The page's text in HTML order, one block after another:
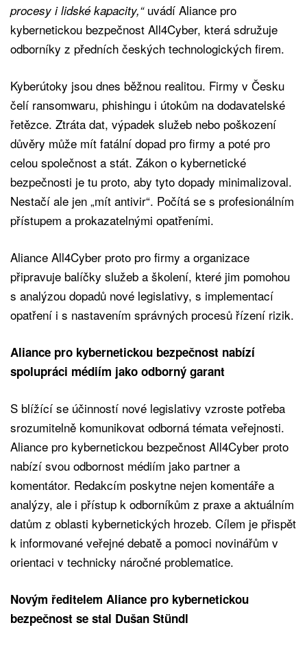
procesy i lidské kapacity,“uvádí Aliance pro
kybernetickou bezpečnost All4Cyber, která sdružuje
odborníky z předních českých technologických ﬁrem.
Kyberútoky jsou dnes běžnou realitou. Firmy v Česku
čelí ransomwaru, phishingu i útokům na dodavatelské
řetězce. Ztráta dat, výpadek služeb nebo poškození
důvěry může mít fatální dopad pro ﬁrmy a poté pro
celou společnost a stát. Zákon o kybernetické
bezpečnosti je tu proto, aby tyto dopady minimalizoval.
Nestačí ale jen „mít antivir“. Počítá se s profesionálním
přístupem a prokazatelnými opatřeními.
Aliance All4Cyber proto pro ﬁrmy a organizace
připravuje balíčky služeb a školení, které jim pomohou
s analýzou dopadů nové legislativy, s implementací
opatření i s nastavením správných procesů řízení rizik.
Aliance pro kybernetickou bezpečnost nabízí
spolupráci médiím jako odborný garant
S blížící se účinností nové legislativy vzroste potřeba
srozumitelně komunikovat odborná témata veřejnosti.
Aliance pro kybernetickou bezpečnost All4Cyber proto
nabízí svou odbornost médiím jako partner a
komentátor. Redakcím poskytne nejen komentáře a
analýzy, ale i přístup k odborníkům z praxe a aktuálním
datům z oblasti kybernetických hrozeb. Cílem je přispět
k informované veřejné debatě a pomoci novinářům v
orientaci v technicky náročné problematice.
Novým ředitelem Aliance pro kybernetickou
bezpečnost se stal Dušan Stündl